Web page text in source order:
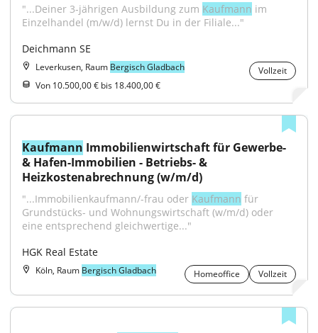
"...Deiner 3-jährigen Ausbildung zum Kaufmann im
Einzelhandel (m/w/d) lernst Du in der Filiale..."
Deichmann SE
Leverkusen, Raum Bergisch Gladbach
Vollzeit
Von 10.500,00 € bis 18.400,00 €
Kaufmann Immobilienwirtschaft für Gewerbe-
& Hafen-Immobilien - Betriebs- &
Heizkostenabrechnung (w/m/d)
"...Immobilienkaufmann/-frau oder Kaufmann für
Grundstücks- und Wohnungswirtschaft (w/m/d) oder
eine entsprechend gleichwertige..."
HGK Real Estate
Köln, Raum Bergisch Gladbach Homeoffice Vollzeit